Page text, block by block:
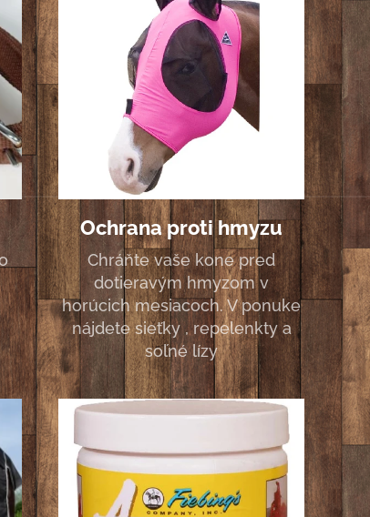
Ochrana proti hmyzu
Chráňte vaše kone pred
dotieravým hmyzom v
horúcich mesiacoch. V ponuke
nájdete sieťky , repelenkty a
soľné lízy